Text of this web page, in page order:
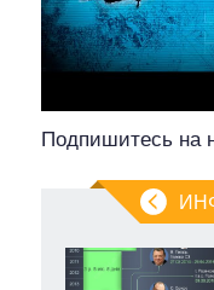
Подпишитесь на